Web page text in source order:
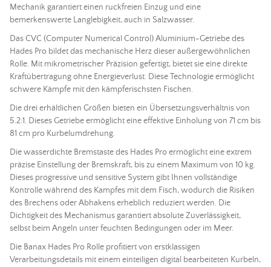
Mechanik garantiert einen ruckfreien Einzug und eine
bemerkenswerte Langlebigkeit, auch in Salzwasser.
Das CVC (Computer Numerical Control) Aluminium-Getriebe des
Hades Pro bildet das mechanische Herz dieser außergewöhnlichen
Rolle. Mit mikrometrischer Präzision gefertigt, bietet sie eine direkte
Kraftübertragung ohne Energieverlust. Diese Technologie ermöglicht
schwere Kämpfe mit den kämpferischsten Fischen.
Die drei erhältlichen Größen bieten ein Übersetzungsverhältnis von
5.2:1. Dieses Getriebe ermöglicht eine effektive Einholung von 71 cm bis
81 cm pro Kurbelumdrehung.
Die wasserdichte Bremstaste des Hades Pro ermöglicht eine extrem
präzise Einstellung der Bremskraft, bis zu einem Maximum von 10 kg.
Dieses progressive und sensitive System gibt Ihnen vollständige
Kontrolle während des Kampfes mit dem Fisch, wodurch die Risiken
des Brechens oder Abhakens erheblich reduziert werden. Die
Dichtigkeit des Mechanismus garantiert absolute Zuverlässigkeit,
selbst beim Angeln unter feuchten Bedingungen oder im Meer.
Die Banax Hades Pro Rolle profitiert von erstklassigen
Verarbeitungsdetails mit einem einteiligen digital bearbeiteten Kurbeln,